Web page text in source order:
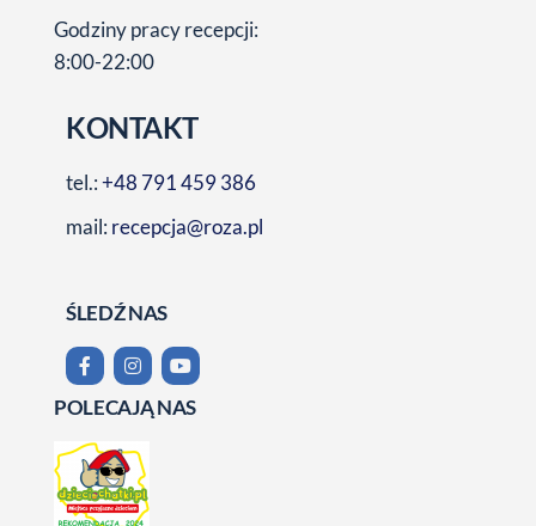
Godziny pracy recepcji:
8:00-22:00
KONTAKT
tel.:+48 791 459 386
mail: recepcja@roza.pl
ŚLEDŹ NAS
POLECAJĄ NAS